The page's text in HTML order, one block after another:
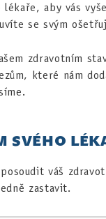
lékaře, aby vás
se svým
zdravotním
které nám
SVÉHO
váš
zastavit.